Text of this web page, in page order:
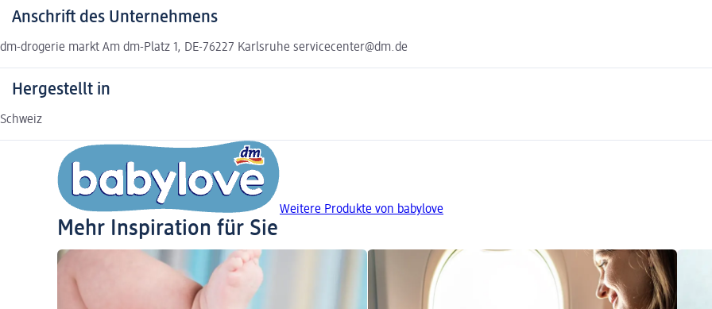
Anschrift des Unternehmens
dm-drogerie markt Am dm-Platz 1, DE-76227 Karlsruhe servicecenter@dm.de
Hergestellt in
Schweiz
Weitere Produkte von babylove
Mehr Inspiration für Sie